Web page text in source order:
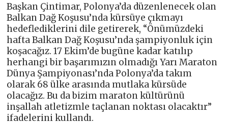
Başkan Çintimar, Polonya’da düzenlenecek olan
Balkan Dağ Koşusu’nda kürsüye çıkmayı
hedeflediklerini dile getirerek, “Önümüzdeki
hafta Balkan Dağ Koşusu’nda şampiyonluk için
koşacağız. 17 Ekim’de bugüne kadar katılıp
herhangi bir başarımızın olmadığı Yarı Maraton
Dünya Şampiyonası’nda Polonya’da takım
olarak 68 ülke arasında mutlaka kürsüde
olacağız. Bu da bizim maraton kültürünü
inşallah atletizmle taçlanan noktası olacaktır”
ifadelerini kullandı.